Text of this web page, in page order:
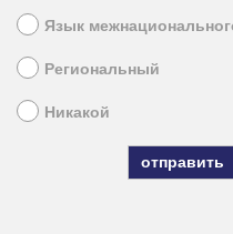
Язык
Региональный
Никакой